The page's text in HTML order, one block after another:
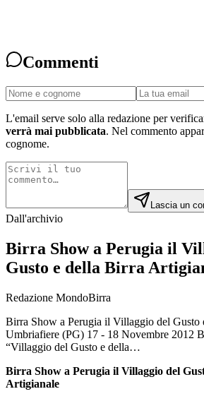
Commenti
L'email serve solo alla redazione per
verrà mai pubblicata. Nel commento
cognome.
Lascia un
Dall'archivio
Birra Show a Perugia il
Gusto e della Birra
Redazione MondoBirra
Birra Show a Perugia il Villaggio del Gusto
Umbriafiere (PG) 17 - 18 Novembre 2012
“Villaggio del Gusto e della…
Birra Show a Perugia il Villaggio del
Artigianale